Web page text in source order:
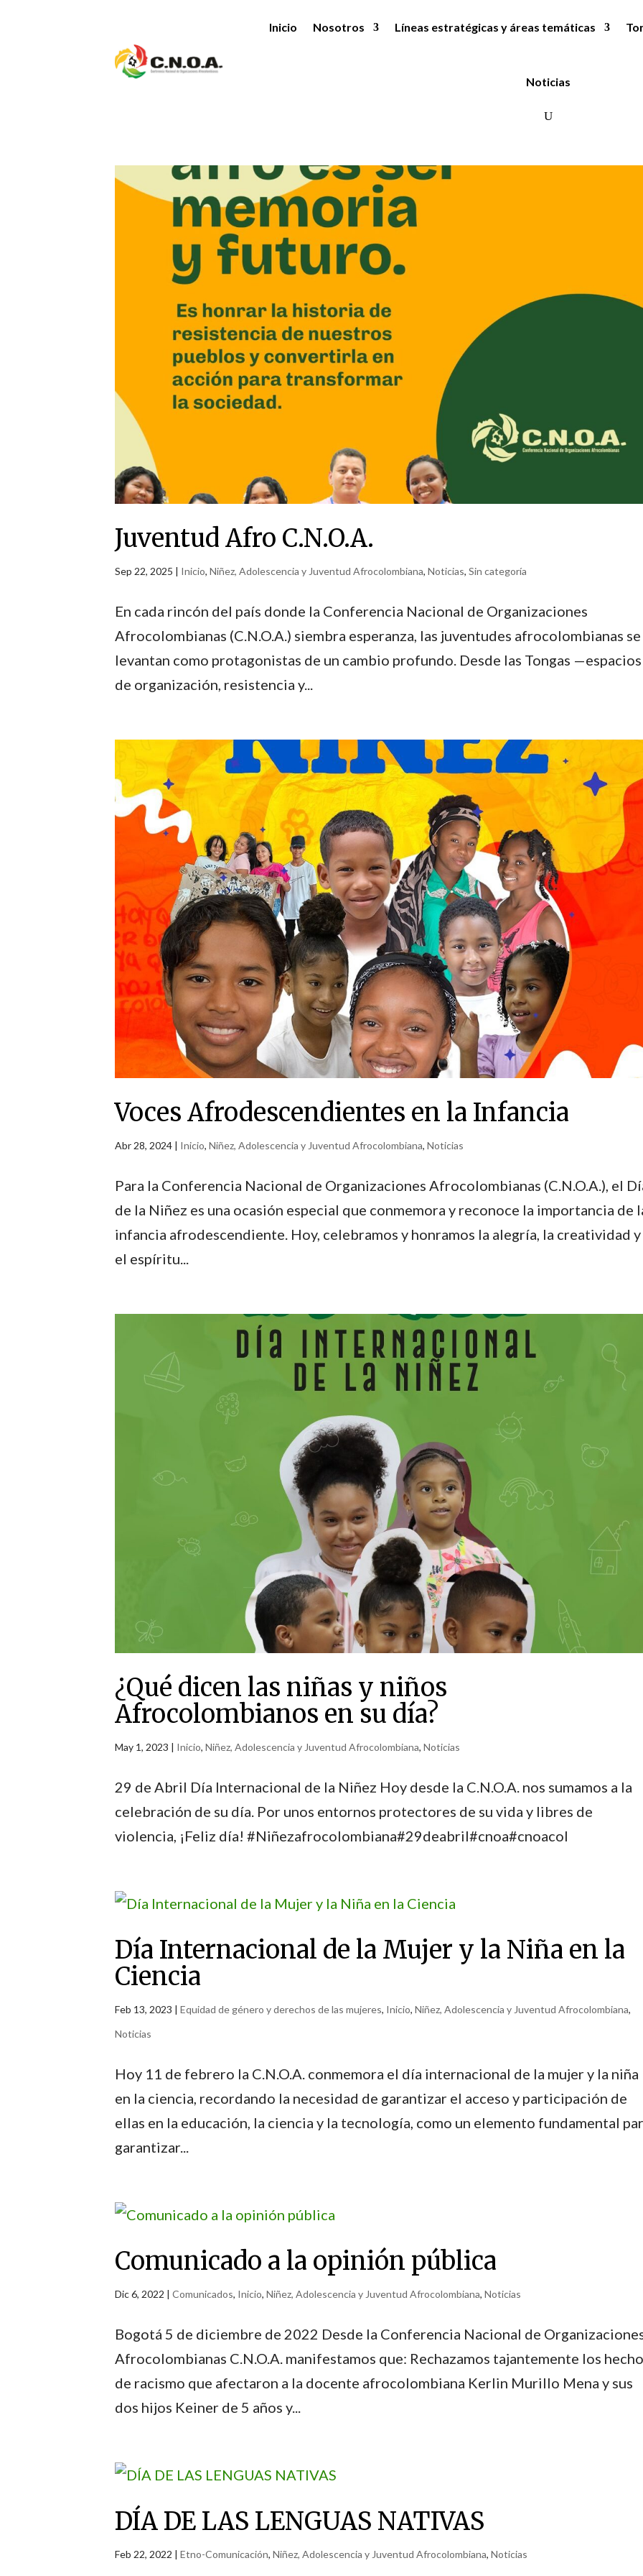
Inicio Nosotros Líneas estratégicas y áreas temáticas
Noticias
Juventud Afro C.N.O.A.
Sep 22, 2025 | Inicio, Niñez, Adolescencia y Juventud Afrocolombiana, Noticias, Sin categoría
En cada rincón del país donde la Conferencia Nacional de Organizaciones
Afrocolombianas (C.N.O.A.) siembra esperanza, las juventudes afrocolombianas se
levantan como protagonistas de un cambio profundo. Desde las Tongas —espacios
de organización, resistencia y...
Voces Afrodescendientes en la Infancia
Abr 28, 2024 | Inicio, Niñez, Adolescencia y Juventud Afrocolombiana, Noticias
Para la Conferencia Nacional de Organizaciones Afrocolombianas (C.N.O.A.), el
de la Niñez es una ocasión especial que conmemora y reconoce la importancia de
infancia afrodescendiente. Hoy, celebramos y honramos la alegría, la creatividad y
el espíritu...
¿Qué dicen las niñas y niños
Afrocolombianos en su día?
May 1, 2023 | Inicio, Niñez, Adolescencia y Juventud Afrocolombiana, Noticias
29 de Abril Día Internacional de la Niñez Hoy desde la C.N.O.A. nos sumamos a la
celebración de su día. Por unos entornos protectores de su vida y libres de
violencia, ¡Feliz día! #Niñezafrocolombiana#29deabril#cnoa#cnoacol
Día Internacional de la Mujer y la Niña en la
Ciencia
Feb 13, 2023 | Equidad de género y derechos de las mujeres, Inicio, Niñez, Adolescencia y Juventud Afrocolombiana,
Noticias
Hoy 11 de febrero la C.N.O.A. conmemora el día internacional de la mujer y la niña
en la ciencia, recordando la necesidad de garantizar el acceso y participación de
ellas en la educación, la ciencia y la tecnología, como un elemento fundamental
garantizar...
Comunicado a la opinión pública
Dic 6, 2022 | Comunicados, Inicio, Niñez, Adolescencia y Juventud Afrocolombiana, Noticias
Bogotá 5 de diciembre de 2022 Desde la Conferencia Nacional de
Afrocolombianas C.N.O.A. manifestamos que: Rechazamos tajantemente los
de racismo que afectaron a la docente afrocolombiana Kerlin Murillo Mena y sus
dos hijos Keiner de 5 años y...
DÍA DE LAS LENGUAS NATIVAS
Feb 22, 2022 | Etno-Comunicación, Niñez, Adolescencia y Juventud Afrocolombiana, Noticias